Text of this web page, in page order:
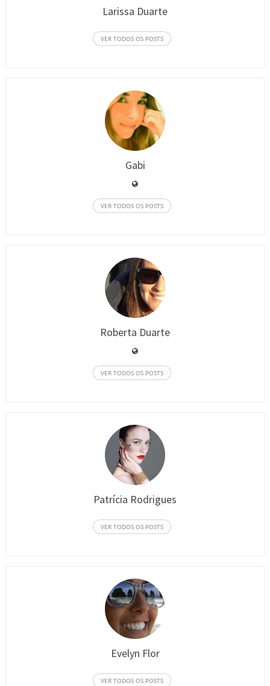
Larissa Duarte
VER TODOS OS POSTS
Gabi
VER TODOS OS POSTS
Roberta Duarte
VER TODOS OS POSTS
Patrícia Rodrigues
VER TODOS OS POSTS
Evelyn Flor
VER TODOS OS POSTS